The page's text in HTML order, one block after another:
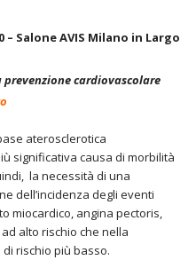
– Salone AVIS Milano in Largo
cardiovascolare
aterosclerotica
significativa causa di morbilità
la necessità di una
dell’incidenza degli eventi
miocardico, angina pectoris,
alto rischio che nella
rischio più basso.